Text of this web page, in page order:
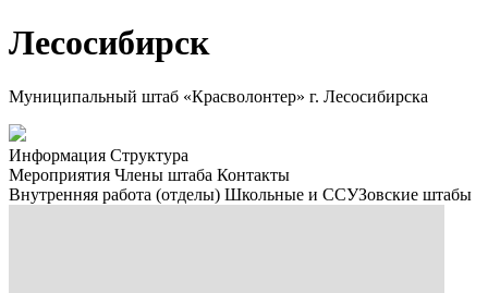
Лесосибирск
Муниципальный штаб «Красволонтер» г. Лесосибирска
Информация Структура
Мероприятия Члены штаба Контакты
Внутренняя работа (отделы) Школьные и ССУЗовские штабы